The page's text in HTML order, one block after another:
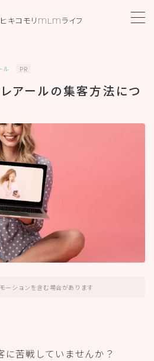
キコモリMLMライフ
ル PR
レアールの集客方法につ
ーションを含む場合があります
に苦戦していませんか？